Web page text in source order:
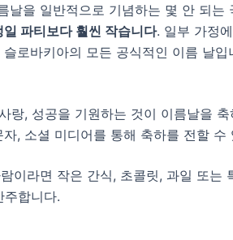
날을 일반적으로 기념하는 몇 안 되
일 파티보다 훨씬 작습니다. 일부 가정
로바키아의 모든 공식적인 이름 날입
랑, 성공을 기원하는 것이 이름날을
, 소셜 미디어를 통해 축하를 전할 수
이라면 작은 간식, 초콜릿, 과일 또는
주합니다.